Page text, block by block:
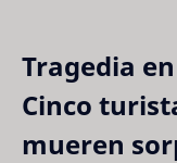
Tragedia
Cinco
mueren